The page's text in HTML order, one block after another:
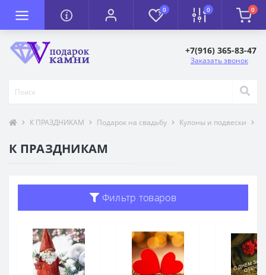
0 0 0
+7(916) 365-83-47
Заказать звонок
К ПРАЗДНИКАМ Подарок на свадьбу Кулоны и подвески
К ПРАЗДНИКАМ
Фильтр товаров